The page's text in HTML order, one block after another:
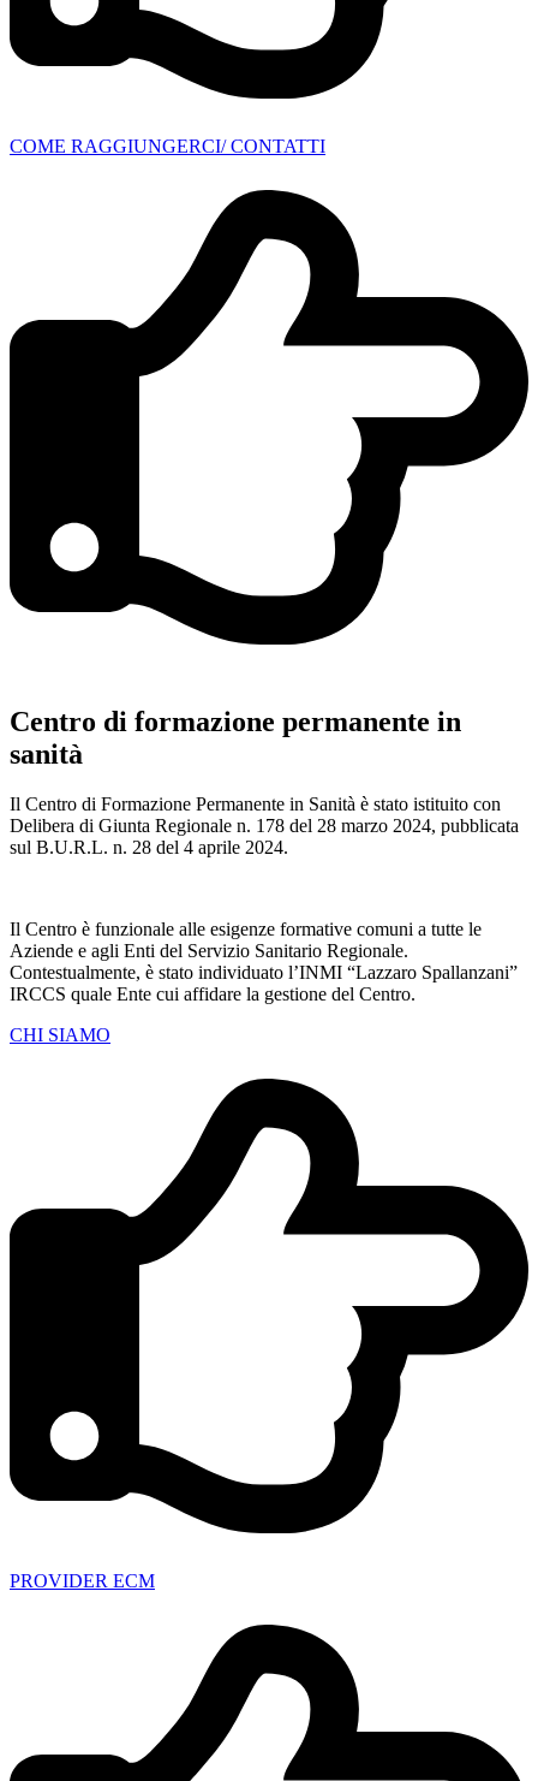
COME RAGGIUNGERCI/ CONTATTI
Centro di formazione permanente in
sanità
Il Centro di Formazione Permanente in Sanità è stato istituito con
Delibera di Giunta Regionale n. 178 del 28 marzo 2024, pubblicata
sul B.U.R.L. n. 28 del 4 aprile 2024.
Il Centro è funzionale alle esigenze formative comuni a tutte le
Aziende e agli Enti del Servizio Sanitario Regionale.
Contestualmente, è stato individuato l’INMI “Lazzaro Spallanzani”
IRCCS quale Ente cui affidare la gestione del Centro.
CHI SIAMO
PROVIDER ECM